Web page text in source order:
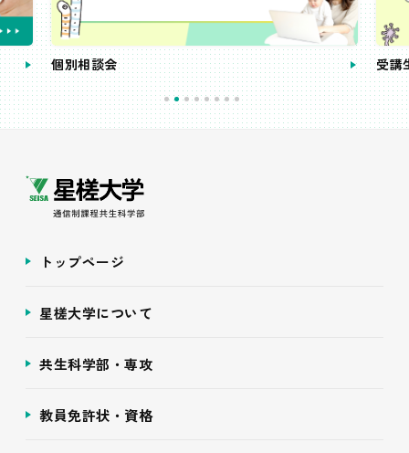
個別相談会 受講
トップページ
星槎大学について
共生科学部・専攻
教員免許状・資格